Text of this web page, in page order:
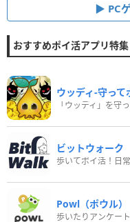
PC
おすすめポイ活アプリ特集
ウッディ‐守って
「ウッディ」を守
ビットウォーク
Powl（ポウル）